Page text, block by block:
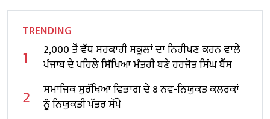
TRENDING
1
2,000 ਤੋਂ ਵੱਧ ਸਰਕਾਰੀ ਸਕੂਲਾਂ ਦਾ ਨਿਰੀਖਣ ਕਰਨ ਵਾਲੇ
ਪੰਜਾਬ ਦੇ ਪਹਿਲੇ ਸਿੱਖਿਆ ਮੰਤਰੀ ਬਣੇ ਹਰਜੋਤ ਸਿੰਘ ਬੈਂਸ
2
ਸਮਾਜਿਕ ਸੁਰੱਖਿਆ ਵਿਭਾਗ ਦੇ 8 ਨਵ-ਨਿਯੁਕਤ ਕਲਰਕਾਂ
ਨੂੰ ਨਿਯੁਕਤੀ ਪੱਤਰ ਸੌਂਪੇ